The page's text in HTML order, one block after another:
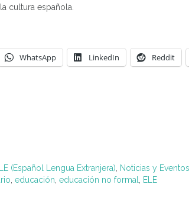
cultura española.
WhatsApp LinkedIn Reddit
(Español Lengua Extranjera), Noticias y Eventos
, educación, educación no formal, ELE